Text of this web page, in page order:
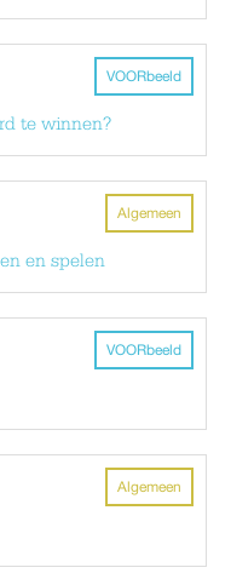
VOORbeeld
te winnen?
Algemeen
en spelen
VOORbeeld
Algemeen